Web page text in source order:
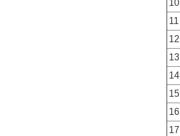
10
11
12
13
14
15
16
17